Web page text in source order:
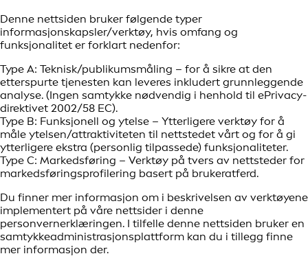
Denne nettsiden bruker følgende typer
informasjonskapsler/verktøy, hvis omfang og
funksjonalitet er forklart nedenfor:
Type A: Teknisk/publikumsmåling – for å sikre at den
etterspurte tjenesten kan leveres inkludert grunnleggende
analyse. (Ingen samtykke nødvendig i henhold til ePrivacy-
direktivet 2002/58 EC).
Type B: Funksjonell og ytelse – Ytterligere verktøy for å
måle ytelsen/attraktiviteten til nettstedet vårt og for å gi
ytterligere ekstra (personlig tilpassede) funksjonaliteter.
Type C: Markedsføring – Verktøy på tvers av nettsteder for
markedsføringsprofilering basert på brukeratferd.
Du finner mer informasjon om i beskrivelsen av verktøyene
implementert på våre nettsider i denne
personvernerklæringen. I tilfelle denne nettsiden bruker en
samtykkeadministrasjonsplattform kan du i tillegg finne
mer informasjon der.